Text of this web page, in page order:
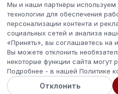
Использование cookie
Кодекс поведения и этики
© 2026 Latvijas Ziņas. Все права
Сделано с
в Латвии
Мы и наши партнёры
технологии для обеспечения
персонализации контента и
социальных сетей и анализа
«Принять», вы соглашаетесь на
Вы можете отклонить
некоторые функции сайта могут
Подробнее - в нашей Политике
Отклонить